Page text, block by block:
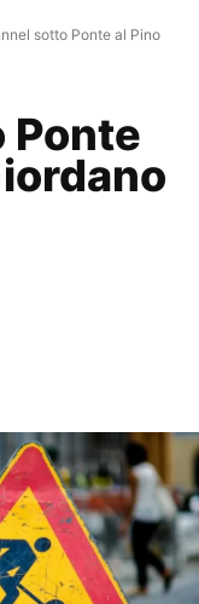
sotto Ponte al Pino
Ponte